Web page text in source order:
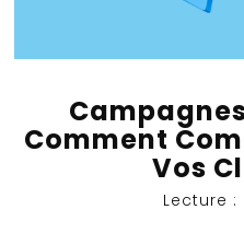
Comment
Vos
Lecture :